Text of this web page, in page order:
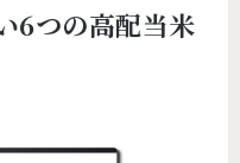
検
6つの高配当米